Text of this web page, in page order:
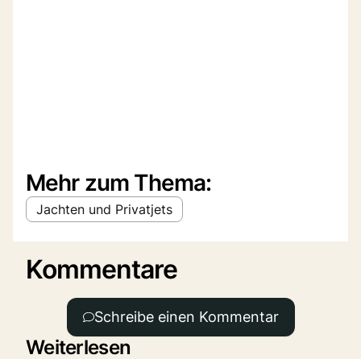
Mehr zum Thema:
Jachten und Privatjets
Kommentare
Schreibe einen Kommentar
Weiterlesen